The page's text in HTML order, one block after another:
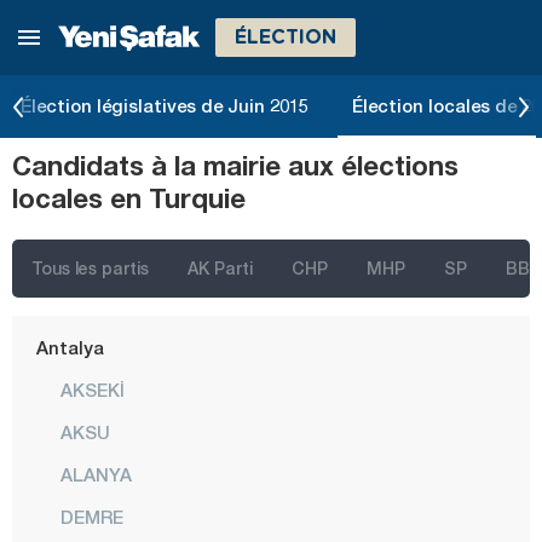
ÉLECTION
Élection législatives de Juin 2015 Élection locales de
Candidats à la mairie aux élections
locales en Turquie
Tous les partis AK Parti CHP MHP SP BBP
Izmir
Afyonkarahisar
Ağrı
Amasya
Antalya
AKSEKİ
AKSU
ALANYA
DEMRE